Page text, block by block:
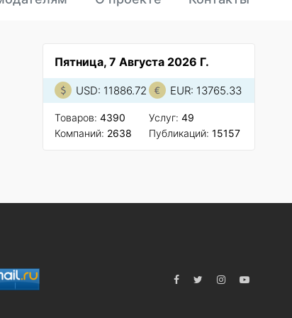
Пятница, 7 Августа 2026 Г.
USD: 11886.72 EUR: 13765.33
Товаров: 4390
Компаний: 2638
Услуг: 49
Публикаций: 15157